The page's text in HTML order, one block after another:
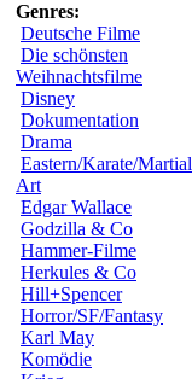
Genres:
Deutsche Filme
Die schönsten
Weihnachtsfilme
Disney
Dokumentation
Drama
Eastern/Karate/Martial
Art
Edgar Wallace
Godzilla & Co
Hammer-Filme
Herkules & Co
Hill+Spencer
Horror/SF/Fantasy
Karl May
Komödie